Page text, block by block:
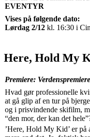
EVENTYR
Vises på følgende dato:
Lørdag 2/12 kl. 16:30 i
Here, Hold My
Premiere: Verdenspremiere
Hvad gør professionelle
at gå glip af en tur på
og i prisvindende skifilm,
“den mor, der kan det
’Here, Hold My Kid’ er på